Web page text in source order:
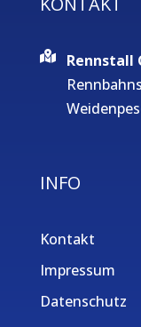
Rennstall
INFO
Kontakt
Impressum
Datenschutz